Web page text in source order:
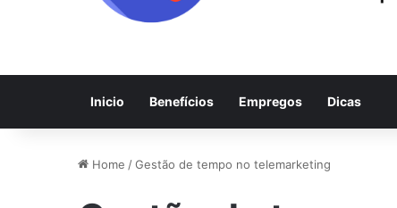
Inicio Benefícios Empregos Dicas
Home /Gestão de tempo no telemarketing